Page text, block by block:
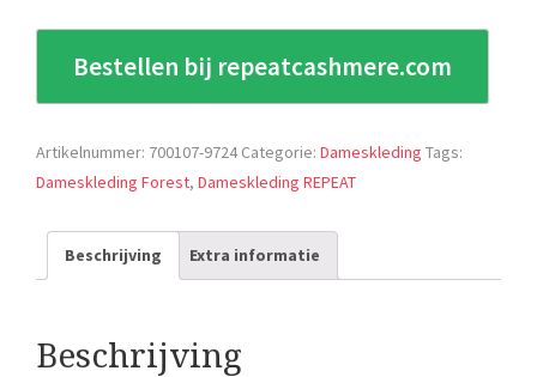
Bestellen bij repeatcashmere.com
Artikelnummer: 700107-9724 Categorie: Dameskleding Tags:
Dameskleding Forest, Dameskleding REPEAT
Beschrijving Extra informatie
Beschrijving